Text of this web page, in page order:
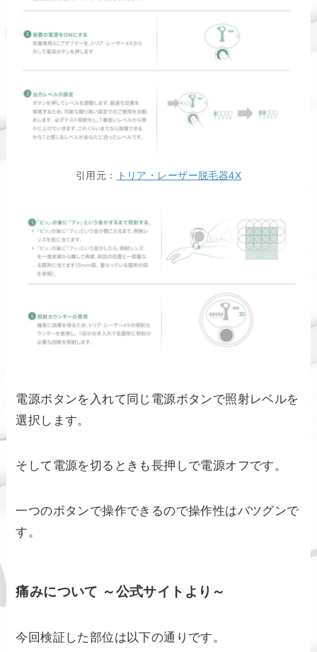
引用元： トリア・レーザー脱毛器4X
電源ボタンを入れて同じ電源ボタンで照射レベルを
選択します。
そして電源を切るときも長押しで電源オフです。
一つのボタンで操作できるので操作性はバツグンで
す。
痛みについて ～公式サイトより～
今回検証した部位は以下の通りです。